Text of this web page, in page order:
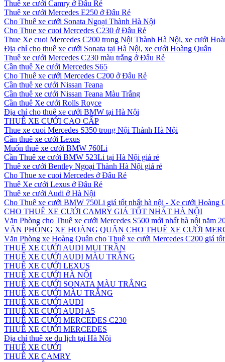
Thuê xe cưới Camry ở Đâu Rẻ
Thuê xe cưới Mercedes E250 ở Đâu Rẻ
Cho Thuê xe cưới Sonata Ngoại Thành Hà Nội
Cho Thue xe cuoi Mercedes C230 ở Đâu Rẻ
Thue Xe cuoi Mercedes C200 trong Nội Thành Hà Nội, xe cưới
Địa chỉ cho thuê xe cưới Sonata tại Hà Nội, xe cưới Hoàng Quân
Thuê xe cưới Mercedes C230 màu trắng ở Đâu Rẻ
Cần thuê Xe cưới Mercedes S65
Cho Thuê xe cưới Mercedes C200 ở Đâu Rẻ
Cần thuê xe cưới Nissan Teana
Cần thuê xe cưới Nissan Teana Màu Trắng
Cần thuê Xe cưới Rolls Royce
Địa chỉ cho thuê xe cưới BMW tại Hà Nội
THUÊ XE CƯỚI CAO CẤP
Thue xe cuoi Mercedes S350 trong Nội Thành Hà Nội
Cần thuê xe cưới Lexus
Muốn thuê xe cưới BMW 760Li
Cần Thuê xe cưới BMW 523Li tại Hà Nội giá rẻ
Thuê xe cưới Bentley Ngoại Thành Hà Nội giá rẻ
Cho Thue xe cuoi Mercedes ở Đâu Rẻ
Thuê Xe cưới Lexus ở Đâu Rẻ
Thuê xe cưới Audi ở Hà Nội
Cho Thuê xe cưới BMW 750Li giá tốt nhất hà nội - Xe cưới Hoàng
CHO THUÊ XE CƯỚI CAMRY GIÁ TỐT NHẤT HÀ NỘI
Văn Phòng cho Thuê xe cưới Mercedes S500 mới nhất hà nội năm
VĂN PHÒNG XE HOÀNG QUÂN CHO THUÊ XE CƯỚI
Văn Phòng xe Hoàng Quân cho Thuê xe cưới Mercedes C200 giá
THUÊ XE CƯỚI AUDI MUI TRẦN
THUÊ XE CƯỚI AUDI MÀU TRẮNG
THUÊ XE CƯỚI LEXUS
THUÊ XE CƯỚI HÀ NỘI
THUÊ XE CƯỚI SONATA MÀU TRẮNG
THUÊ XE CƯỚI MÀU TRẮNG
THUÊ XE CƯỚI AUDI
THUÊ XE CƯỚI AUDI A5
THUÊ XE CƯỚI MERCEDES C230
THUÊ XE CƯỚI MERCEDES
Địa chỉ thuê xe du lịch tại Hà Nội
THUÊ XE CƯỚI
THUÊ XE CAMRY